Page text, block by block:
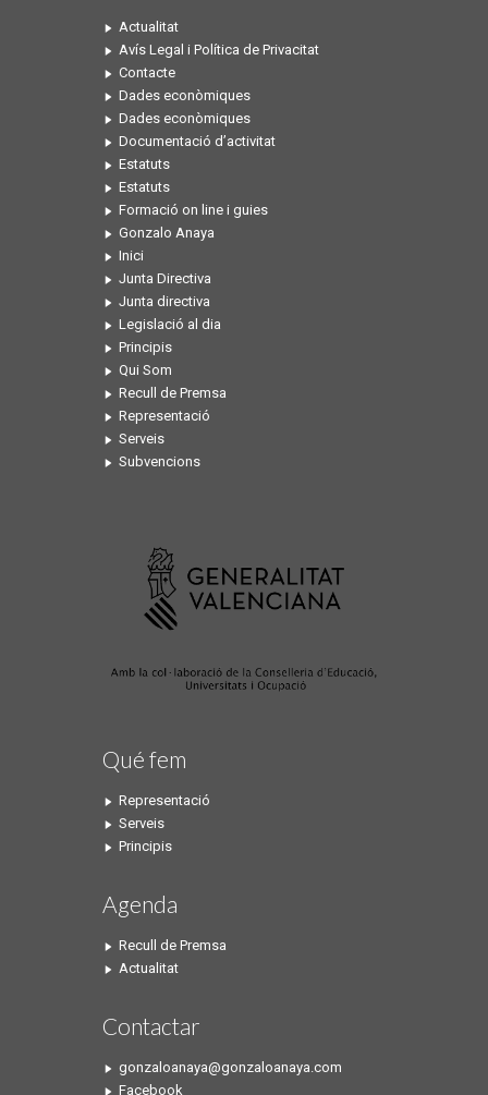
Actualitat
Avís Legal i Política de Privacitat
Contacte
Dades econòmiques
Dades econòmiques
Documentació d’activitat
Estatuts
Estatuts
Formació on line i guies
Gonzalo Anaya
Inici
Junta Directiva
Junta directiva
Legislació al dia
Principis
Qui Som
Recull de Premsa
Representació
Serveis
Subvencions
Qué fem
Representació
Serveis
Principis
Agenda
Recull de Premsa
Actualitat
Contactar
gonzaloanaya@gonzaloanaya.com
Facebook